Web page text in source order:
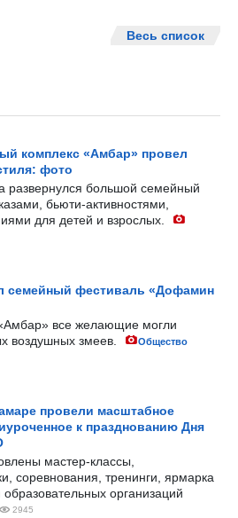
Весь список
комплекс «Амбар» провел
фото
развернулся большой семейный
бьюти-активностями,
для детей и взрослых.
семейный фестиваль «Дофамин
все желающие могли
воздушных змеев.
Общество
провели масштабное
к празднованию Дня
мастер-классы,
соревнования, тренинги, ярмарка
организаций
2945